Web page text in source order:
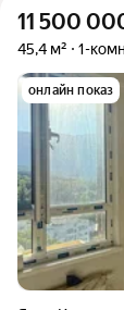
11 500
45,4 м² 1-
онлайн показ